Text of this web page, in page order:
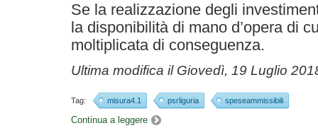
Se la realizzazione degli
la disponibilità di mano d’opera di
moltiplicata di conseguenza.
Ultima modifica il Giovedì, 19 Luglio
Tag: misura4.1 psrliguria speseammissibili
Continua a leggere